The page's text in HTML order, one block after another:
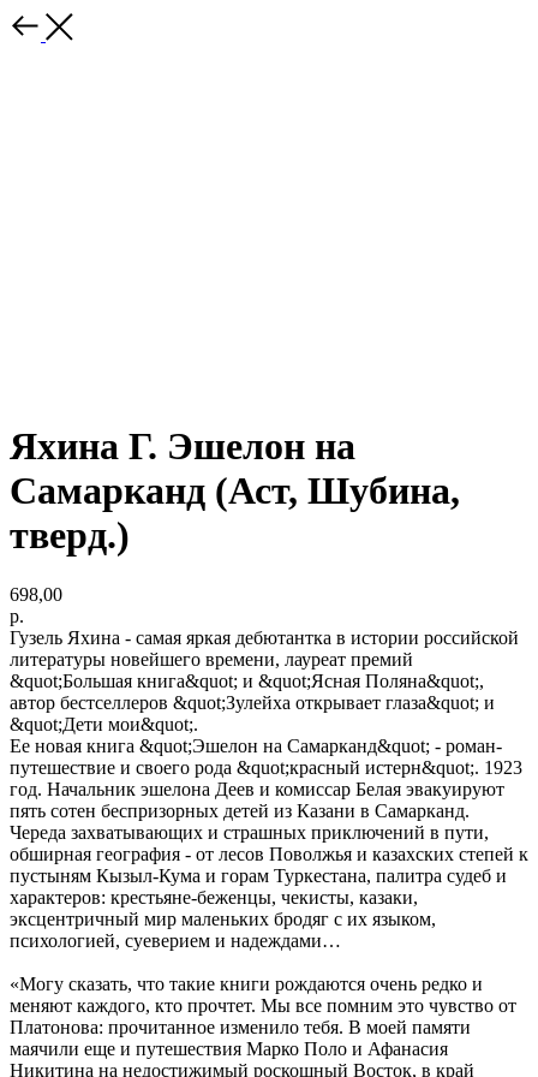
Яхина Г. Эшелон на
Самарканд (Аст, Шубина,
тверд.)
698,00
р.
Гузель Яхина - самая яркая дебютантка в истории российской
литературы новейшего времени, лауреат премий
&quot;Большая книга&quot; и &quot;Ясная Поляна&quot;,
автор бестселлеров &quot;Зулейха открывает глаза&quot; и
&quot;Дети мои&quot;.
Ее новая книга &quot;Эшелон на Самарканд&quot; - роман-
путешествие и своего рода &quot;красный истерн&quot;. 1923
год. Начальник эшелона Деев и комиссар Белая эвакуируют
пять сотен беспризорных детей из Казани в Самарканд.
Череда захватывающих и страшных приключений в пути,
обширная география - от лесов Поволжья и казахских степей к
пустыням Кызыл-Кума и горам Туркестана, палитра судеб и
характеров: крестьяне-беженцы, чекисты, казаки,
эксцентричный мир маленьких бродяг с их языком,
психологией, суеверием и надеждами…
«Могу сказать, что такие книги рождаются очень редко и
меняют каждого, кто прочтет. Мы все помним это чувство от
Платонова: прочитанное изменило тебя. В моей памяти
маячили еще и путешествия Марко Поло и Афанасия
Никитина на недостижимый роскошный Восток, в край